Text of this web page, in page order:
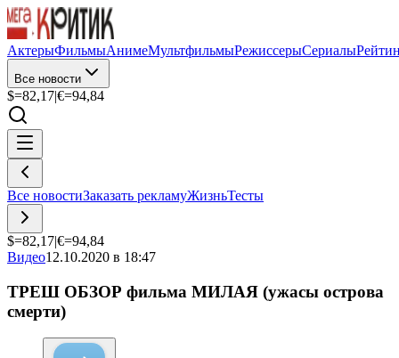
АктерыФильмыАнимеМультфильмыРежиссерыСериалы
Все новости
$=82,17|€=94,84
Все новостиЗаказать рекламуЖизньТесты
$=82,17|€=94,84
Видео12.10.2020 в 18:47
ТРЕШ ОБЗОР фильма МИЛАЯ (ужасы острова
смерти)